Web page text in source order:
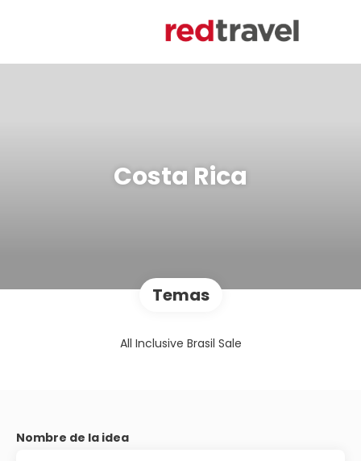
Costa Rica
Temas
All Inclusive Brasil Sale
Nombre de la idea